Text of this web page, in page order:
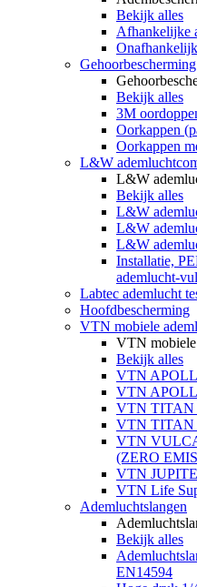
Bekijk alles
Afhankelijke
Gehoorbescherming
Bekijk alles
3M
Oorkappen
Oorkappen
L&W
L&W
Bekijk alles
L&W
L&W
L&W
Installatie,
ademlucht-
Labtec ademlucht
Hoofdbescherming
VTN mobiele
VTN mobiele
Bekijk alles
VTN
VTN
VTN TITAN
VTN TITAN
VTN
(ZERO
VTN
VTN Life
Ademluchtslangen
Bekijk alles
EN14594